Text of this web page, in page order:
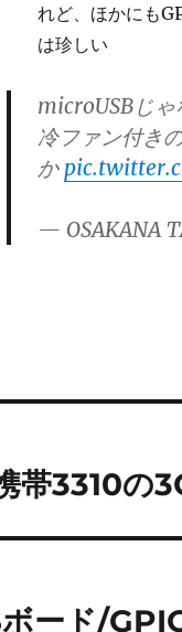
れど、ほかにも
は珍しい
microUSBじ
冷ファン付き
か
— OSAKANA
帯3310の
ード/